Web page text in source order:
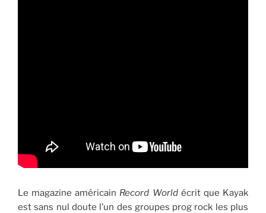
Le magazine américain Record Worldécrit que Kayak
est sans nul doute l’un des groupes prog rock les plus